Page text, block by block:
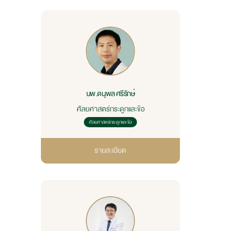
นพ.ดนุพล ศรีรักษ์
ศัลยศาสตร์กระดูกและข้อ
ศัลยศาสตร์กระดูกและข้อ
รายละเอียด